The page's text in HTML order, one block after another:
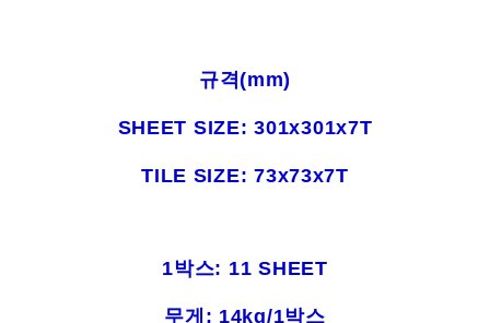
규격(mm)
SHEET SIZE: 301x301x7T
TILE SIZE: 73x73x7T
1박스: 11 SHEET
무게: 14kg/1박스